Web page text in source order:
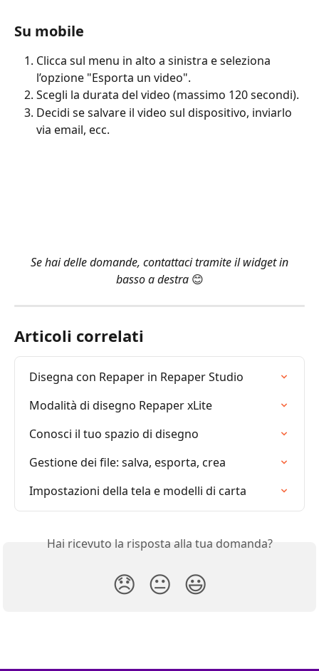
Su mobile
Clicca sul menu in alto a sinistra e seleziona
l’opzione "Esporta un video".
Scegli la durata del video (massimo 120 secondi).
Decidi se salvare il video sul dispositivo, inviarlo
via email, ecc.
Se hai delle domande, contattaci tramite il widget in
basso a destra 😊
Articoli correlati
Disegna con Repaper in Repaper Studio
Modalità di disegno Repaper xLite
Conosci il tuo spazio di disegno
Gestione dei file: salva, esporta, crea
Impostazioni della tela e modelli di carta
Hai ricevuto la risposta alla tua domanda?
😞 😐 😃